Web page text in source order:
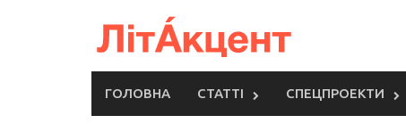
ГОЛОВНА СТАТТІ СПЕЦПРОЕКТИ